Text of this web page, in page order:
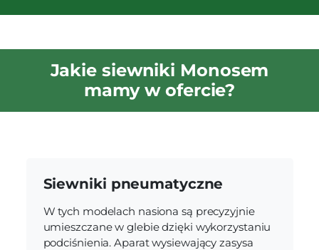
Jakie siewniki Monosem
mamy w ofercie?
Siewniki pneumatyczne
W tych modelach nasiona są precyzyjnie
umieszczane w glebie dzięki wykorzystaniu
podciśnienia. Aparat wysiewający zasysa